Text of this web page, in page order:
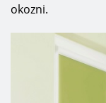
okozni.